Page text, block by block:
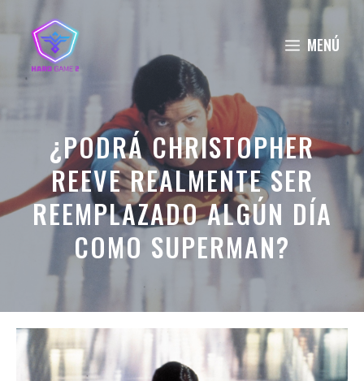
al
contenido
MENÚ
¿PODRÁ CHRISTOPHER
REEVE REALMENTE SER
REEMPLAZADO ALGÚN DÍA
COMO SUPERMAN?